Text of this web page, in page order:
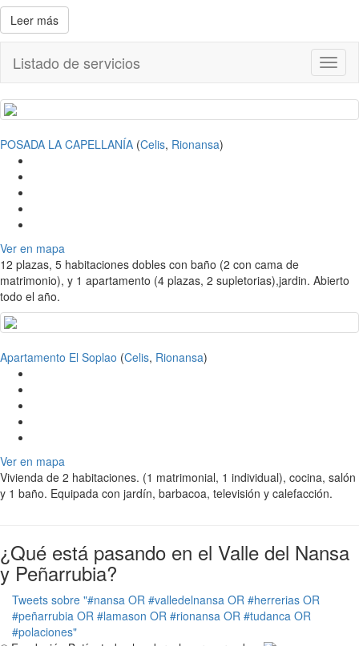
Leer más
Listado de servicios
POSADA LA CAPELLANÍA (Celis, Rionansa)
Ver en mapa
12 plazas, 5 habitaciones dobles con baño (2 con cama de
matrimonio), y 1 apartamento (4 plazas, 2 supletorias),jardin. Abierto
todo el año.
Apartamento El Soplao (Celis, Rionansa)
Ver en mapa
Vivienda de 2 habitaciones. (1 matrimonial, 1 individual), cocina, salón
y 1 baño. Equipada con jardín, barbacoa, televisión y calefacción.
¿Qué está pasando en el Valle del Nansa
y Peñarrubia?
Tweets sobre "#nansa OR #valledelnansa OR #herrerias OR
#peñarrubia OR #lamason OR #rionansa OR #tudanca OR
#polaciones"